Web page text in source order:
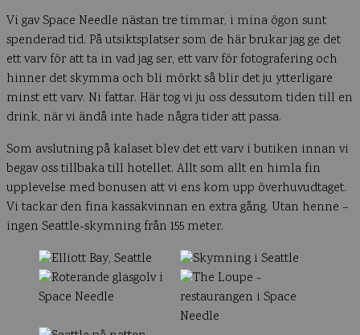
Vi gav Space Needle nästan tre timmar, i mina ögon sunt
spenderad tid. På utsiktsplatser som de här brukar jag ge det
ett varv för att ta in vad jag ser, ett varv för fotografering och
hinner det skymma och bli mörkt så blir det ju ytterligare
minst ett varv. Ni fattar. Här tog vi ju oss dessutom tiden till en
drink, när vi ändå inte hade några tider att passa.
Som avslutning på kalaset blev det ett varv i butiken innan vi
begav oss tillbaka till hotellet. Allt som allt en himla fin
upplevelse med bonusen att vi ens kom upp överhuvudtaget.
Vi tackar den fina kassakvinnan en extra gång. Utan henne –
ingen Seattle-skymning från 155 meter.